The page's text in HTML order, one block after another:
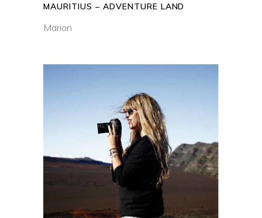
MAURITIUS – ADVENTURE LAND
Marion